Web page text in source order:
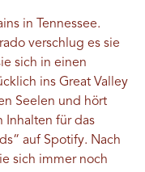
in Tennessee.
verschlug es sie
sich in einen
ins Great Valley
Seelen und hört
Inhalten für das
auf Spotify. Nach
sich immer noch